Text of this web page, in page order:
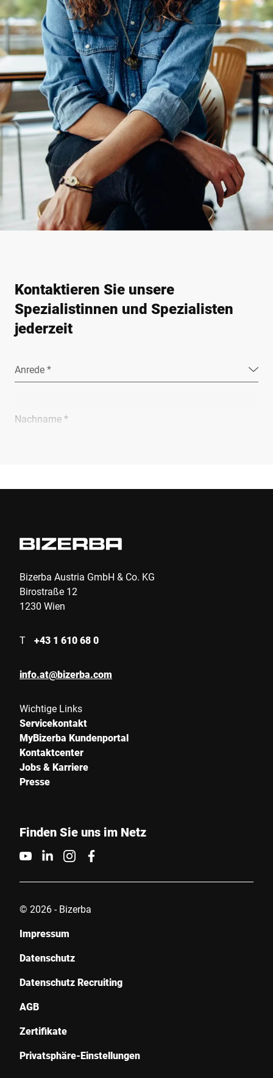
Kontaktieren Sie unsere
Spezialistinnen und Spezialisten
jederzeit
Anrede *
Nachname *
Stadt *
Land *
Hiermit bestätige ich, dass ich mit der Nutzung meiner Daten zur
Informationen finden Sie in den
Anti-Robot Verification
Click to start verification
Absenden
Bizerba Austria GmbH & Co. KG
Birostraße 12
1230 Wien
T +43 1 610 68 0
info.at@bizerba.com
Wichtige Links
Servicekontakt
MyBizerba Kundenportal
Kontaktcenter
Jobs & Karriere
Presse
Finden Sie uns im Netz
© 2026 - Bizerba
Impressum
Datenschutz
Datenschutz Recruiting
AGB
Zertifikate
Privatsphäre-Einstellungen